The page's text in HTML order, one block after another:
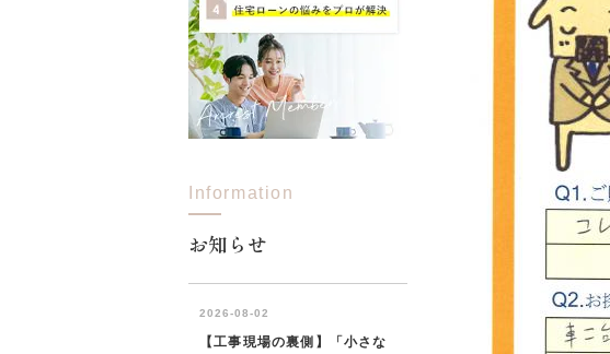
今月の住宅ローン金利 8代疾
所沢市 川越市 ふじみ
東久留米市
西東京市 東久留米市 入間市
おうちLABO おうち
Information
お知らせ